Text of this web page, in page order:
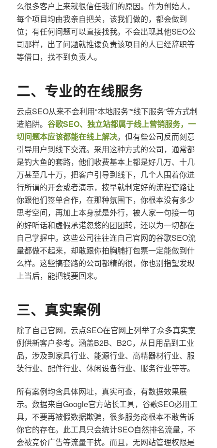
么很多客户上来就很信任我们的原因。作为创始人，
每个项目均由我亲自把关，该我们做的，都会做到
位；有任何问题可以直接找我。不会出现其他SEO公
司那样，出了问题就推诿负责该项目的人已经辞职等
等借口，找不到负责人。
二、专业的在线服务
云点SEO从来不会利用“本地服务”“线下服务”等方式制
造陷阱。 谷歌SEO、独立站都属于线上营销服务，一
切问题本应该都能在线上解决。但有些公司反而刻意
引导用户到线下交流。采用这种方式的公司，通常都
是钓大鱼的套路，他们收费基本上都是好几万、十几
万甚至几十万，把客户引导到线下，几个人围着你进
行所谓的开会或者演示，按早就制定好的流程套路让
你跟他们签单合作，在那种氛围下，你根本没有多少
思考空间，再加上本身就是外行，被人家一句接一句
的好听话和虚假承诺忽悠的团团转，还以为一切都在
自己掌握中。这些公司往往连自己官网的谷歌SEO流
量都做不起来，却敢跟你拍胸脯打包票一定能做到什
么样。这些搞套路的公司都精的很，你也别指望发现
上当后，能把钱要回来。
三、真实案例
除了自己官网，云点SEO在官网上列举了众多真实案
例供新客户参考。涵盖B2B、B2C，从日用品到工业
品，涉及到家具行业、能源行业、高精器材行业、服
装行业、配件行业、休闲设备行业、服务行业等等。
所有案例均含具体网址，真实可查，有数据效果展
示。数据来自Google官方站长工具，谷歌SEO必用工
具，不要再被假数据欺骗，很多服务商根本不敢告诉
你它的存在。此工具只会统计SEO自然排名流量，不
会被竞价广告等流量干扰。而且，无网站管理权限是